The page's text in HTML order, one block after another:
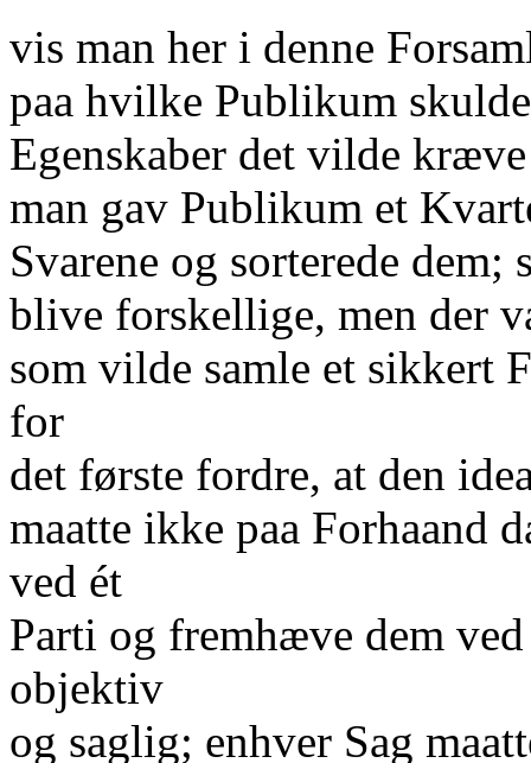
vis man her i denne
paa hvilke Publikum
Egenskaber det vilde
man gav Publikum et
Svarene og sorterede dem;
blive forskellige, men der
som vilde samle et
for
det første fordre, at den
maatte ikke paa Forhaand
ved ét
Parti og fremhæve dem
objektiv
og saglig; enhver Sag